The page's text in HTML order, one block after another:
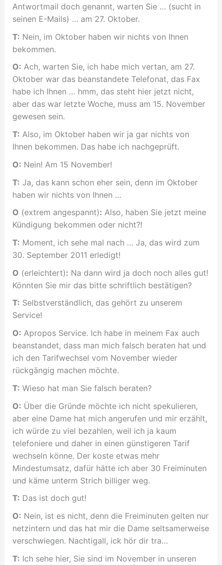
Antwortmail doch genannt, warten Sie … (sucht in
seinen E-Mails) … am 27. Oktober.
T: Nein, im Oktober haben wir nichts von Ihnen
bekommen.
O: Ach, warten Sie, ich habe mich vertan, am 27.
Oktober war das beanstandete Telefonat, das Fax
habe ich Ihnen … hmm, das steht hier jetzt nicht,
aber das war letzte Woche, muss am 15. November
gewesen sein.
T: Also, im Oktober haben wir ja gar nichts von
Ihnen bekommen. Das habe ich nachgeprüft.
O: Nein! Am 15 November!
T: Ja, das kann schon eher sein, denn im Oktober
haben wir nichts von Ihnen …
O (extrem angespannt): Also, haben Sie jetzt meine
Kündigung bekommen oder nicht?!
T: Moment, ich sehe mal nach … Ja, das wird zum
30. September 2011 erledigt!
O (erleichtert): Na dann wird ja doch noch alles gut!
Könnten Sie mir das bitte schriftlich bestätigen?
T: Selbstverständlich, das gehört zu unserem
Service!
O: Apropos Service. Ich habe in meinem Fax auch
beanstandet, dass man mich falsch beraten hat und
ich den Tarifwechsel vom November wieder
rückgängig machen möchte.
T: Wieso hat man Sie falsch beraten?
O: Über die Gründe möchte ich nicht spekulieren,
aber eine Dame hat mich angerufen und mir erzählt,
ich würde zu viel bezahlen, weil ich ja kaum
telefoniere und daher in einen günstigeren Tarif
wechseln könne. Der koste etwas mehr
Mindestumsatz, dafür hätte ich aber 30 Freiminuten
und käme unterm Strich billiger weg.
T: Das ist doch gut!
O: Nein, ist es nicht, denn die Freiminuten gelten nur
netzintern und das hat mir die Dame seltsamerweise
verschwiegen. Nachtigall, ick hör dir tra…
T: Ich sehe hier, Sie sind im November in unseren